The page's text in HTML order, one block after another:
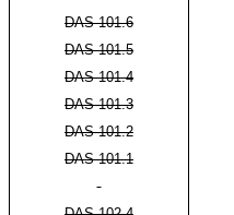
DAS 101.6
DAS 101.5
DAS 101.4
DAS 101.3
DAS 101.2
DAS 101.1